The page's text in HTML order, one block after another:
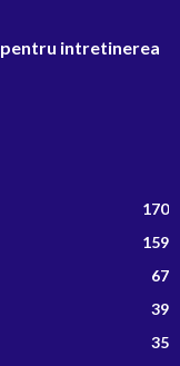
intretinerea
170
159
67
39
35